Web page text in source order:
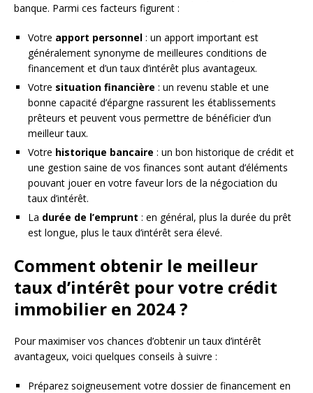
banque. Parmi ces facteurs figurent :
Votre apport personnel : un apport important est
généralement synonyme de meilleures conditions de
financement et d’un taux d’intérêt plus avantageux.
Votre situation financière : un revenu stable et une
bonne capacité d’épargne rassurent les établissements
prêteurs et peuvent vous permettre de bénéficier d’un
meilleur taux.
Votre historique bancaire : un bon historique de crédit et
une gestion saine de vos finances sont autant d’éléments
pouvant jouer en votre faveur lors de la négociation du
taux d’intérêt.
La durée de l’emprunt : en général, plus la durée du prêt
est longue, plus le taux d’intérêt sera élevé.
Comment obtenir le meilleur
taux d’intérêt pour votre crédit
immobilier en 2024 ?
Pour maximiser vos chances d’obtenir un taux d’intérêt
avantageux, voici quelques conseils à suivre :
Préparez soigneusement votre dossier de financement en